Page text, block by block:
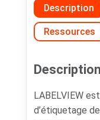
Description
Ressources
LABELVIEW
d’étiquetage